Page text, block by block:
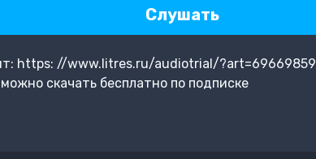
Слушать
https: //www.litres.ru/audiotrial/?art=69669859
скачать бесплатно по подписке